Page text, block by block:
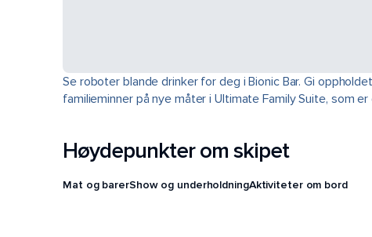
Se roboter blande drinker for deg i Bionic Bar. Gi
familieminner på nye måter i Ultimate Family Suite, som
Høydepunkter om skipet
Mat og barerShow og underholdningAktiviteter om bord